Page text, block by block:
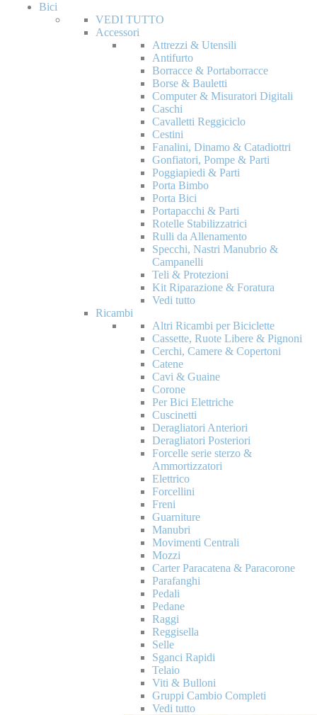
Bici
VEDI TUTTO
Accessori
Attrezzi & Utensili
Antifurto
Borracce & Portaborracce
Borse & Bauletti
Computer & Misuratori Digitali
Caschi
Cavalletti Reggiciclo
Cestini
Fanalini, Dinamo & Catadiottri
Gonfiatori, Pompe & Parti
Poggiapiedi & Parti
Porta Bimbo
Porta Bici
Portapacchi & Parti
Rotelle Stabilizzatrici
Rulli da Allenamento
Specchi, Nastri Manubrio &
Campanelli
Teli & Protezioni
Kit Riparazione & Foratura
Vedi tutto
Ricambi
Altri Ricambi per Biciclette
Cassette, Ruote Libere & Pignoni
Cerchi, Camere & Copertoni
Catene
Cavi & Guaine
Corone
Per Bici Elettriche
Cuscinetti
Deragliatori Anteriori
Deragliatori Posteriori
Forcelle serie sterzo &
Ammortizzatori
Elettrico
Forcellini
Freni
Guarniture
Manubri
Movimenti Centrali
Mozzi
Carter Paracatena & Paracorone
Parafanghi
Pedali
Pedane
Raggi
Reggisella
Selle
Sganci Rapidi
Telaio
Viti & Bulloni
Gruppi Cambio Completi
Vedi tutto